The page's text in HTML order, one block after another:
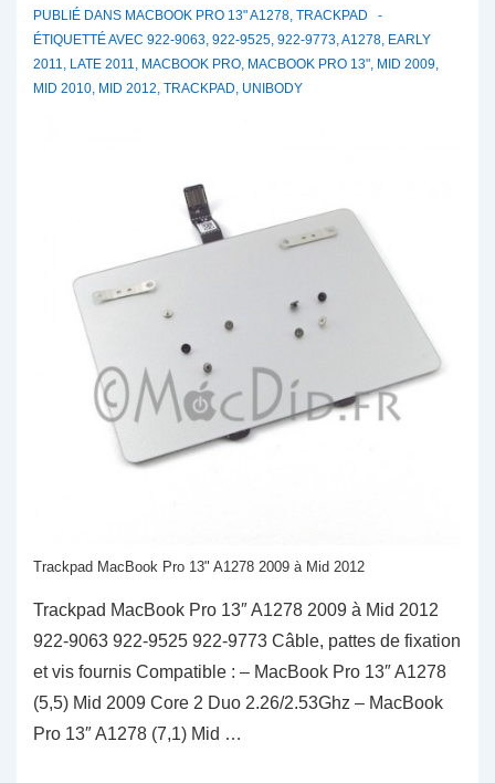
607-
7292
BCM94331PCIEBT4AX
PUBLIÉ DANS MACBOOK PRO 13" A1278, TRACKPAD
ÉTIQUETTÉ AVEC 922-9063, 922-9525, 922-9773,A1278, EARLY
2011, LATE 2011, MACBOOK PRO, MACBOOK PRO 13", MID 2009,
MID 2010, MID 2012, TRACKPAD, UNIBODY
Trackpad MacBook Pro 13" A1278 2009 à Mid 2012
Trackpad MacBook Pro 13″ A1278 2009 à Mid 2012
922-9063 922-9525 922-9773 Câble, pattes de fixation
et vis fournis Compatible : – MacBook Pro 13″ A1278
(5,5) Mid 2009 Core 2 Duo 2.26/2.53Ghz – MacBook
Pro 13″ A1278 (7,1) Mid …